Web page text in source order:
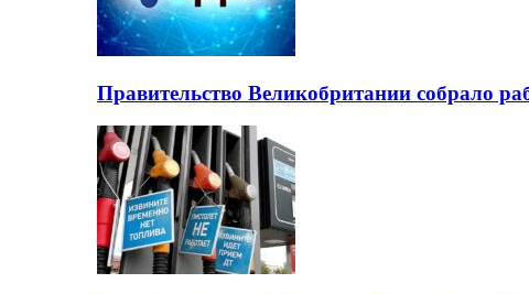
Правительство Великобритании собрало